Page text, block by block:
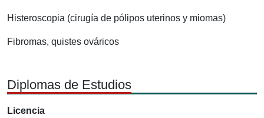
Histeroscopia (cirugía de pólipos uterinos y miomas)
Fibromas, quistes ováricos
Diplomas de Estudios
Licencia